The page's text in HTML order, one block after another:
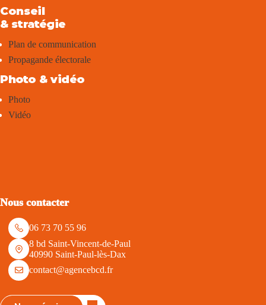
Conseil
& stratégie
Plan de communication
Propagande électorale
Photo & vidéo
Photo
Vidéo
Nous contacter
06 73 70 55 96
8 bd Saint-Vincent-de-Paul
40990 Saint-Paul-lès-Dax
contact@agencebcd.fr